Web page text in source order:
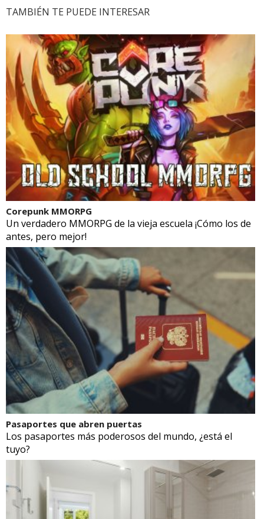
TAMBIÉN TE PUEDE INTERESAR
Corepunk MMORPG
Un verdadero MMORPG de la vieja escuela ¡Cómo los de
antes, pero mejor!
Pasaportes que abren puertas
Los pasaportes más poderosos del mundo, ¿está el
tuyo?